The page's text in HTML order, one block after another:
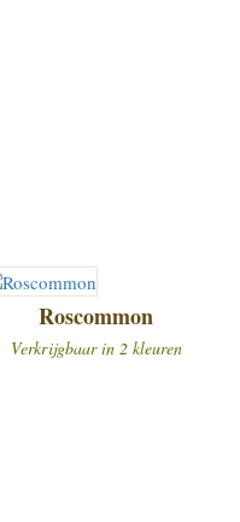
Roscommon
Verkrijgbaar in 2 kleuren